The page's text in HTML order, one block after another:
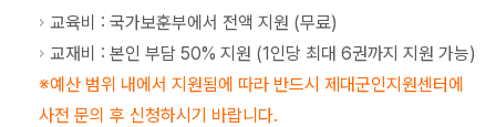
교육비 : 국가보훈부에서 전액 지원 (무료)
교재비 : 본인 부담 50% 지원 (1인당 최대 6권까지 지원 가능)
예산 범위 내에서 지원됨에 따라 반드시 제대군인지원센터에
사전 문의 후 신청하시기 바랍니다.